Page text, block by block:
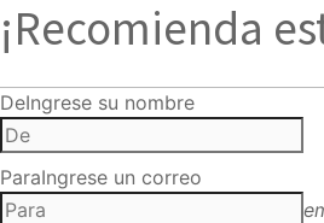
¡Recomienda
DeIngrese su nombre
ParaIngrese un correo